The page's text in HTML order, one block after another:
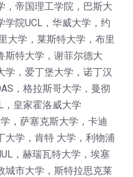
，帝国理工学院，巴斯大
院UCL，华威大学，约
大学，莱斯特大学，布里
斯特大学，谢菲尔德大
学，爱丁堡大学，诺丁汉
，格拉斯哥大学，曼彻
，皇家霍洛威大学
，萨塞克斯大学，卡迪
大学，肯特 大学，利物浦
，赫瑞瓦特大学，埃塞
城市大学，斯特拉思克莱